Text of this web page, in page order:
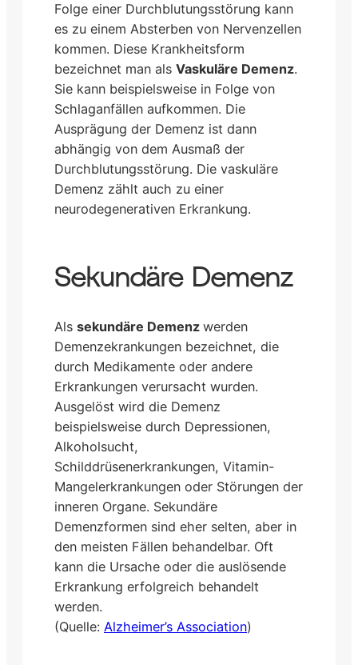
Folge einer Durchblutungsstörung kann
es zu einem Absterben von Nervenzellen
kommen. Diese Krankheitsform
bezeichnet man als Vaskuläre Demenz.
Sie kann beispielsweise in Folge von
Schlaganfällen aufkommen. Die
Ausprägung der Demenz ist dann
abhängig von dem Ausmaß der
Durchblutungsstörung. Die vaskuläre
Demenz zählt auch zu einer
neurodegenerativen Erkrankung.
Sekundäre Demenz
Als sekundäre Demenz werden
Demenzekrankungen bezeichnet, die
durch Medikamente oder andere
Erkrankungen verursacht wurden.
Ausgelöst wird die Demenz
beispielsweise durch Depressionen,
Alkoholsucht,
Schilddrüsenerkrankungen, Vitamin-
Mangelerkrankungen oder Störungen der
inneren Organe. Sekundäre
Demenzformen sind eher selten, aber in
den meisten Fällen behandelbar. Oft
kann die Ursache oder die auslösende
Erkrankung erfolgreich behandelt
werden.
(Quelle: Alzheimer’s Association)